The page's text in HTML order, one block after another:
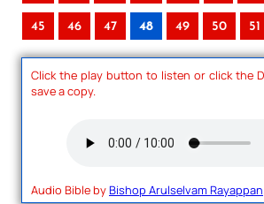
45 46 47 48 49 50 51
Click the play button to listen or click the
save a copy.
Audio Bible byBishop Arulselvam Rayappan